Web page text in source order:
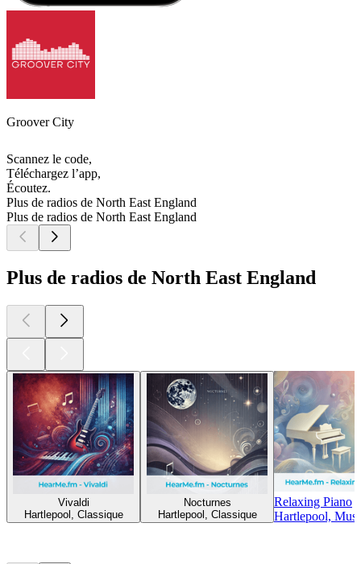
Groover City
Scannez le code,
Téléchargez l’app,
Écoutez.
Plus de radios de North East England
Plus de radios de North East England
Plus de radios de North East England
Vivaldi
Hartlepool, Classique
Nocturnes
Hartlepool, Classique
Relaxing Piano
Hartlepool,